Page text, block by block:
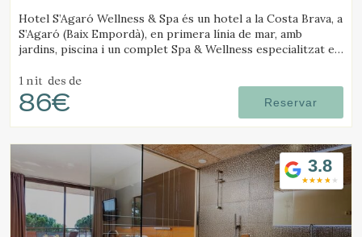
Hotel S’Agaró Wellness & Spa és un hotel a la Costa Brava, a
S’Agaró (Baix Empordà), en primera línia de mar, amb
jardins, piscina i un complet Spa & Wellness especialitzat en
1 nit des de
86€ Reservar
3.8
Modificar cookies